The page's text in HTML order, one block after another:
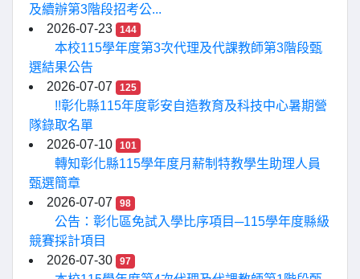
及續辦第3階段招考公...
2026-07-23
144
本校115學年度第3次代理及代課教師第3階段甄
選結果公告
2026-07-07
125
!!彰化縣115年度彰安自造教育及科技中心暑期營
隊錄取名單
2026-07-10
101
轉知彰化縣115學年度月薪制特教學生助理人員
甄選簡章
2026-07-07
98
公告：彰化區免試入學比序項目─115學年度縣級
競賽採計項目
2026-07-30
97